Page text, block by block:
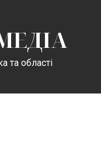
та області